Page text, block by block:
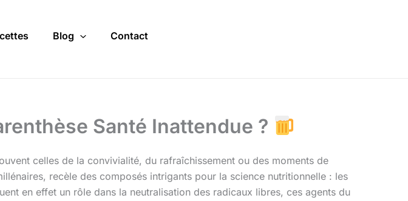
Blog Contact
Santé Inattendue ?
celles de la convivialité, du rafraîchissement ou des moments de
recèle des composés intrigants pour la science nutritionnelle : les
en effet un rôle dans la neutralisation des radicaux libres, ces agents du